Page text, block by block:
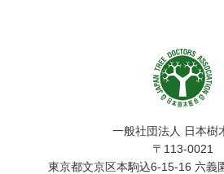
一般社団法人 日本樹
〒113-0021
東京都文京区本駒込6-15-16 六義